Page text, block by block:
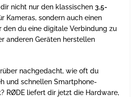
nicht nur den klassischen3,5-
Kameras, sondern auch einen
den du eine digitale Verbindung zu
anderen Geräten herstellen
nachgedacht, wie oft du
und schnellen Smartphone-
RØDE liefert dir jetzt die Hardware,